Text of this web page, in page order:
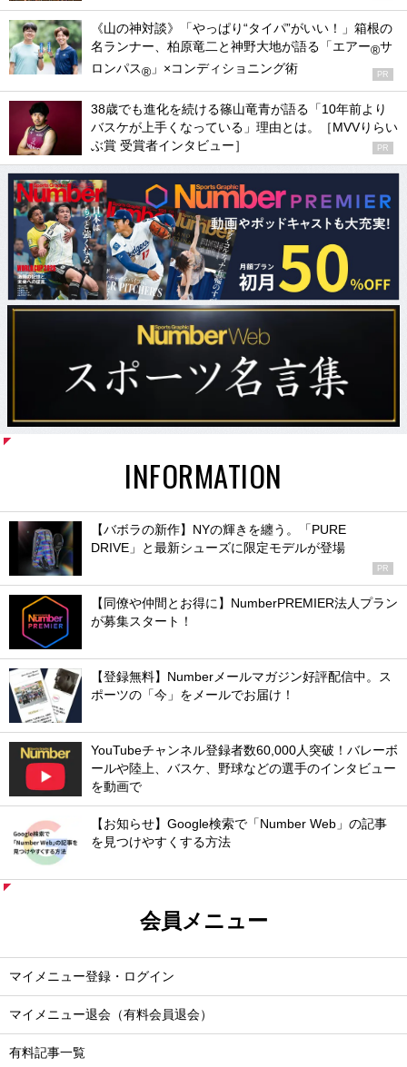
《山の神対談》「やっぱり“タイパ”がいい！」箱根の
名ランナー、柏原竜二と神野大地が語る「エアー®サ
ロンパス® 」×コンディショニング術 PR
38歳でも進化を続ける篠山竜青が語る「10年前より
バスケが上手くなっている」理由とは。［MVVりらい
ぶ賞 受賞者インタビュー］
PR
INFORMATION
【バボラの新作】NYの輝きを纏う。「PURE
DRIVE」と最新シューズに限定モデルが登場
PR
【同僚や仲間とお得に】NumberPREMIER法人プラン
が募集スタート！
【登録無料】Numberメールマガジン好評配信中。ス
ポーツの「今」をメールでお届け！
YouTubeチャンネル登録者数60,000人突破！バレーボ
ールや陸上、バスケ、野球などの選手のインタビュー
を動画で
【お知らせ】Google検索で「Number Web」の記事
を見つけやすくする方法
会員メニュー
マイメニュー登録・ログイン
マイメニュー退会（有料会員退会）
有料記事一覧